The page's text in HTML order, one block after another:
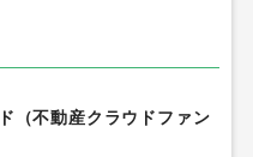
（不動産クラウドファン